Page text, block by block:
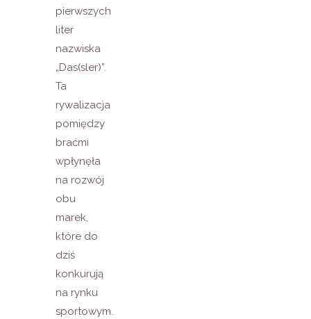
pierwszych
liter
nazwiska
„Das(sler)”.
Ta
rywalizacja
pomiędzy
braćmi
wpłynęła
na rozwój
obu
marek,
które do
dziś
konkurują
na rynku
sportowym.